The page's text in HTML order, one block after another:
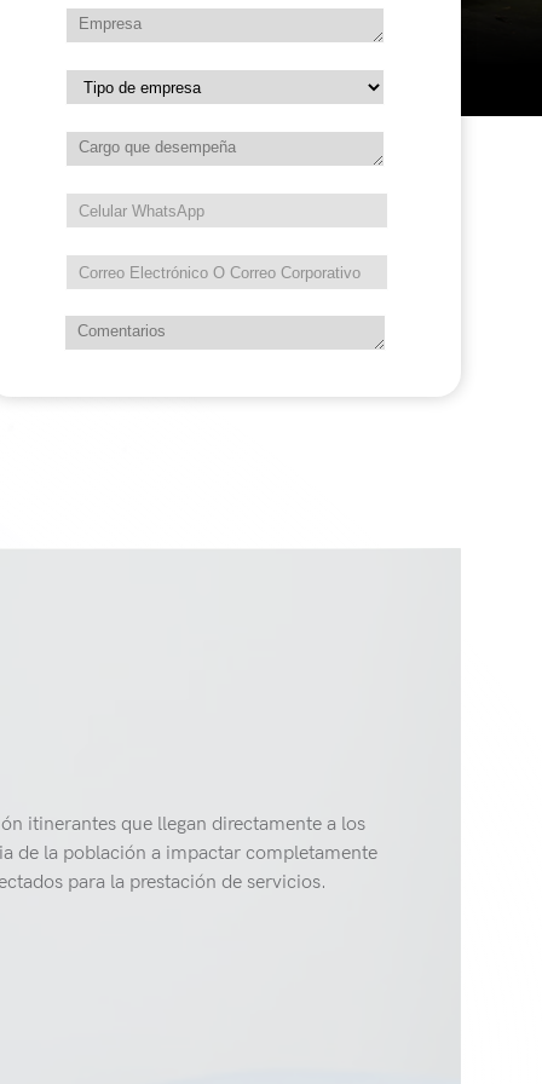
itinerantes que llegan directamente a los
de la población a impactar completamente
para la prestación de servicios.